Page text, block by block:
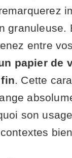
granuleuse.
entre
papier de
. Cette
son